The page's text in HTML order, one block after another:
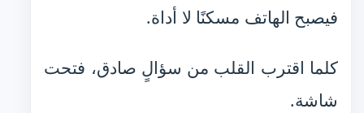
فيصبح الهاتف مسكنًا لا أداة.
كلما اقترب القلب من سؤالٍ صادق، فتحت
شاشة.